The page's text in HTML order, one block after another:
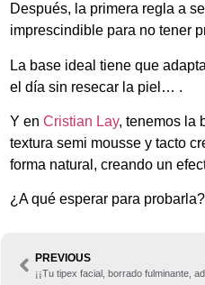
Después, la primera regla a
imprescindible para no tener
La base ideal tiene que
el día sin resecar la piel… .
Y en Cristian Lay, tenemos la
textura semi mousse y tacto
forma natural, creando un
¿A qué esperar para probarla?
PREVIOUS
¡¡Tu tipex facial, borrado fulminante,